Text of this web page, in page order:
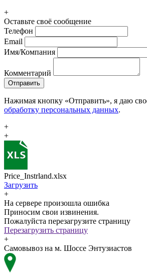
+
Оставьте своё сообщение
Телефон
Email
Имя/Компания
Комментарий
Отправить
Нажимая кнопку «Отправить», я даю
обработку персональных данных.
+
+
Price_Instrland.xlsx
Загрузить
+
На сервере произошла ошибка
Приносим свои извинения.
Пожалуйста перезагрузите страницу
Перезагрузить страницу
+
Самовывоз на м. Шоссе Энтузиастов